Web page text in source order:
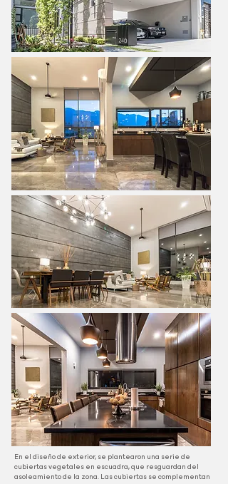
En el diseño de exterior, se plantearon una serie de
cubiertas vegetales en escuadra, que resguardan del
asoleamiento de la zona. Las cubiertas se complementan